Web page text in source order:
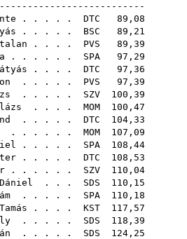
. . . . . DTC 89,08
. . . . . BSC 89,21
. . . . PVS 89,39
. . . . . . SPA 97,29
. . . . DTC 97,36
. . . . . PVS 97,39
. . . . . SZV 100,39
. . . . MOM 100,47
. . . . . DTC 104,33
. . . . . . MOM 107,09
. . . . . SPA 108,44
. . . . . DTC 108,53
. . . . . . SZV 110,04
. . . SDS 110,15
. . . . . SPA 110,18
. . . . KST 117,57
. . . . . SDS 118,39
. . . . . SDS 124,25